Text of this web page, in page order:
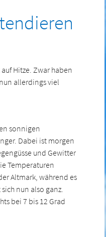
Hitze. Zwar haben
allerdings viel
sonnigen
Dabei ist morgen
und Gewitter
Temperaturen
Altmark, während es
nun also ganz.
bei 7 bis 12 Grad